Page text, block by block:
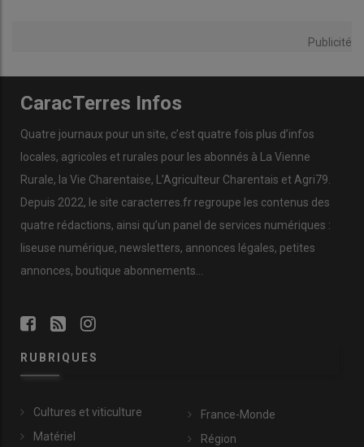
Publicité
CaracTerres Infos
Quatre journaux pour un site, c’est quatre fois plus d’infos
locales, agricoles et rurales pour les abonnés à La Vienne
Rurale, la Vie Charentaise, L’Agriculteur Charentais et Agri79.
Depuis 2022, le site caracterres.fr regroupe les contenus des
quatre rédactions, ainsi qu’un panel de services numériques :
liseuse numérique, newsletters, annonces légales, petites
annonces, boutique abonnements…
RUBRIQUES
Cultures et viticulture
Matériel
France-Monde
Région